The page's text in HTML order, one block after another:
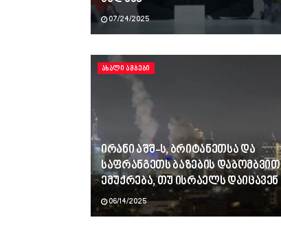
07/24/2025
ᲐᲮᲐᲚᲘ ᲐᲛᲑᲔᲑᲘ
ირანი აშშ-ს, ბრიტანეთსა და
საფრანგეთს ბაზების დაბომბვით
ემუქრება, თუ ისრაელს დაიცავენ
06/14/2025